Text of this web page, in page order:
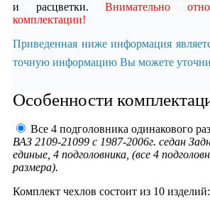
и расцветки.Внимательно
комплектации!
Приведенная ниже информация
точную информацию Вы можете
Особенности
Все 4 подголовника одинакового
ВАЗ 2109-21099 с 1987-2006г. седан
единые, 4 подголовника, (все 4
размера).
Комплект чехлов состоит из 10 изделий: